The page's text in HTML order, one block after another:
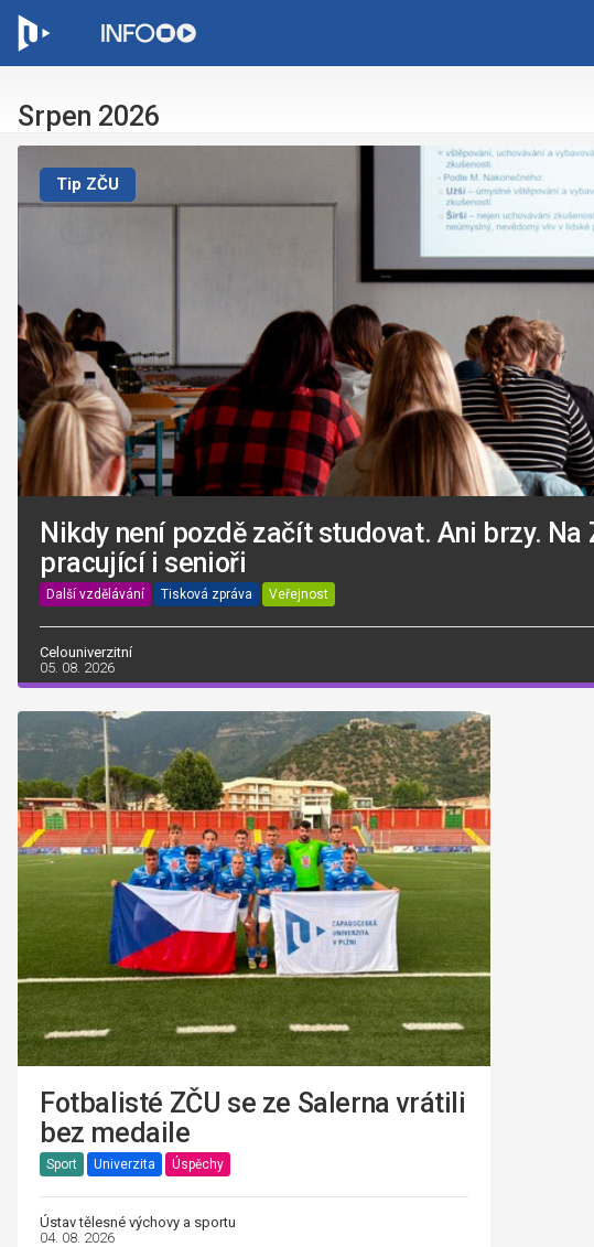
Srpen 2026
Tip ZČU
Nikdy není pozdě začít studovat. Ani brzy. Na
pracující i senioři
Další vzdělávání Tisková zpráva Veřejnost
Celouniverzitní
05. 08. 2026
Fotbalisté ZČU se ze Salerna vrátili
bez medaile
Sport Univerzita Úspěchy
Ústav tělesné výchovy a sportu
04. 08. 2026